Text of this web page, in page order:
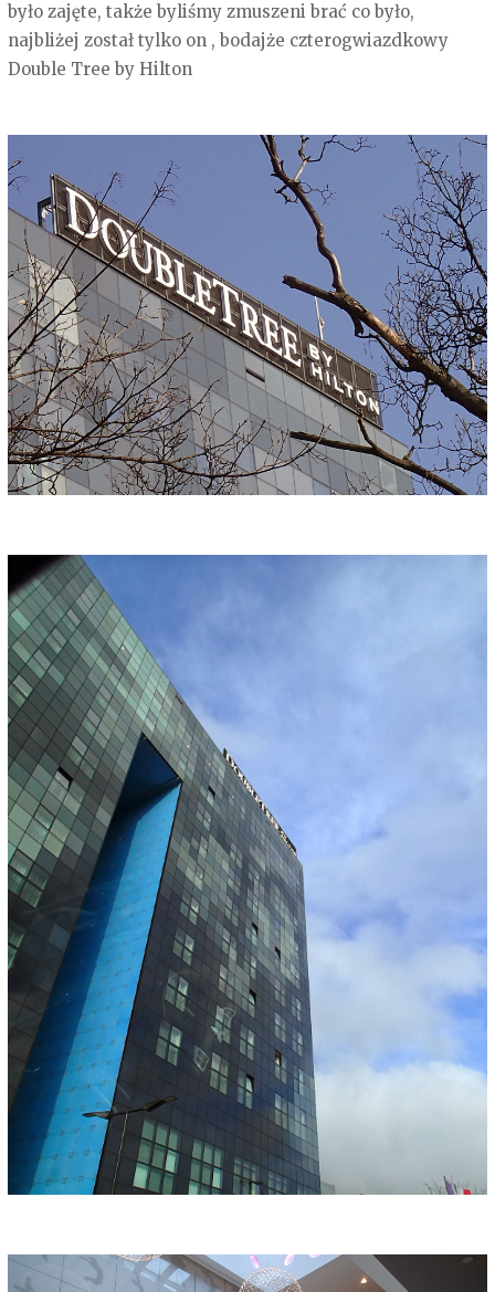
było zajęte, także byliśmy zmuszeni brać co było,
najbliżej został tylko on , bodajże czterogwiazdkowy
Double Tree by Hilton